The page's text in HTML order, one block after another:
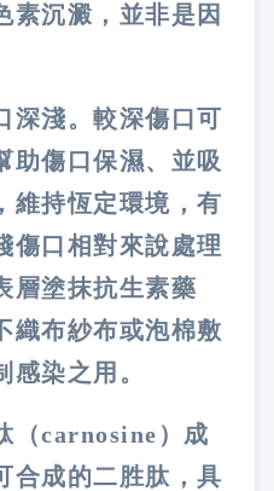
素沉澱，並非是因
深淺。較深傷口可
助傷口保濕、並吸
維持恆定環境，有
傷口相對來說處理
層塗抹抗生素藥
織布紗布或泡棉敷
染之用。
（carnosine）成
合成的二胜肽，具